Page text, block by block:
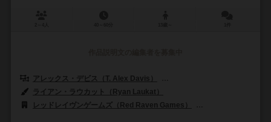
アレックス・デビス（T. Alex Davis）
ライアン・ラウカット（Ryan Laukat）
レッドレイヴンゲームズ（Red Raven Games）